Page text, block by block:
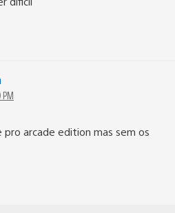
pro arcade edition mas sem os